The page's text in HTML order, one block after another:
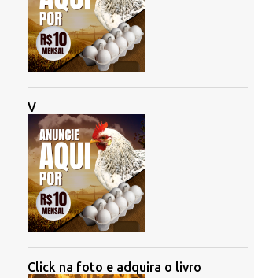
V
Click na foto e adquira o livro